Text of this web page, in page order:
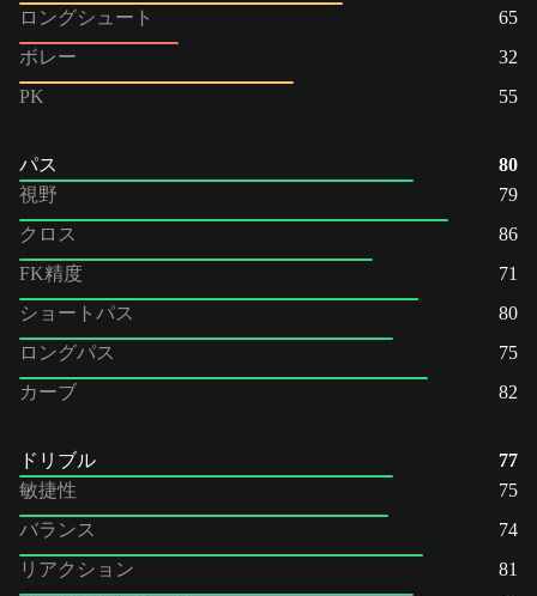
ロングシュート
65
ボレー
32
PK
55
パス
80
視野
79
クロス
86
FK精度
71
ショートパス
80
ロングパス
75
カーブ
82
ドリブル
77
敏捷性
75
バランス
74
リアクション
81